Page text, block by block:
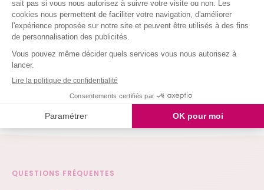
Et même arroser vos plantes !
Nous intervenons chez vous à partir de 2h
simultanées
Je demande mon devis
QUESTIONS FRÉQUENTES